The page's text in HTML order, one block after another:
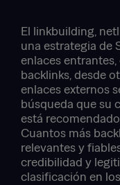
El linkbuilding,
una estrategia de
enlaces
backlinks, desde
enlaces externos
búsqueda que su
está
Cuantos más
relevantes y
credibilidad y
clasificación en